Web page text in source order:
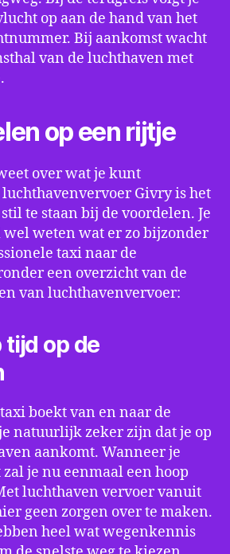
op aan de hand van het
Bij aankomst wacht
van de luchthaven met
op een rijtje
over wat je kunt
Givry is het
te staan bij de voordelen. Je
weten wat er zo bijzonder
taxi naar de
een overzicht van de
van luchthavenvervoer:
tijd op de
boekt van en naar de
natuurlijk zeker zijn dat je op
aankomt. Wanneer je
je nu eenmaal een hoop
luchthaven vervoer vanuit
geen zorgen over te maken.
heel wat wegenkennis